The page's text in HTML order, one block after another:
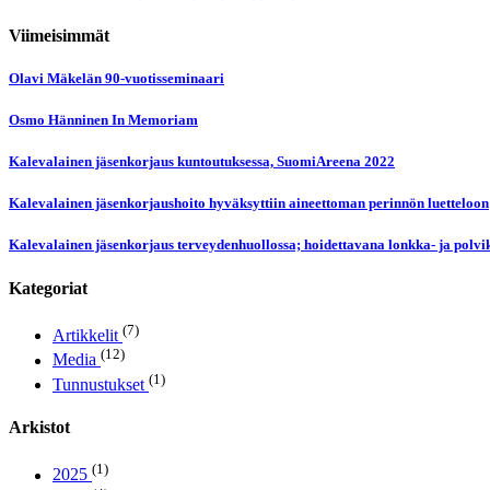
Viimeisimmät
Olavi Mäkelän 90-vuotisseminaari
Osmo Hänninen In Memoriam
Kalevalainen jäsenkorjaus kuntoutuksessa, SuomiAreena 2022
Kalevalainen jäsenkorjaushoito hyväksyttiin aineettoman perinnön luetteloon
Kalevalainen jäsenkorjaus terveydenhuollossa; hoidettavana lonkka- ja
Kategoriat
Artikkelit (7)
Media (12)
Tunnustukset (1)
Arkistot
2025 (1)